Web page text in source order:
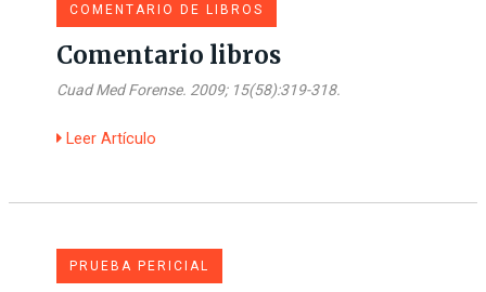
COMENTARIO DE LIBROS
Comentario libros
Cuad Med Forense. 2009; 15(58):319-318.
Leer Artículo
PRUEBA PERICIAL